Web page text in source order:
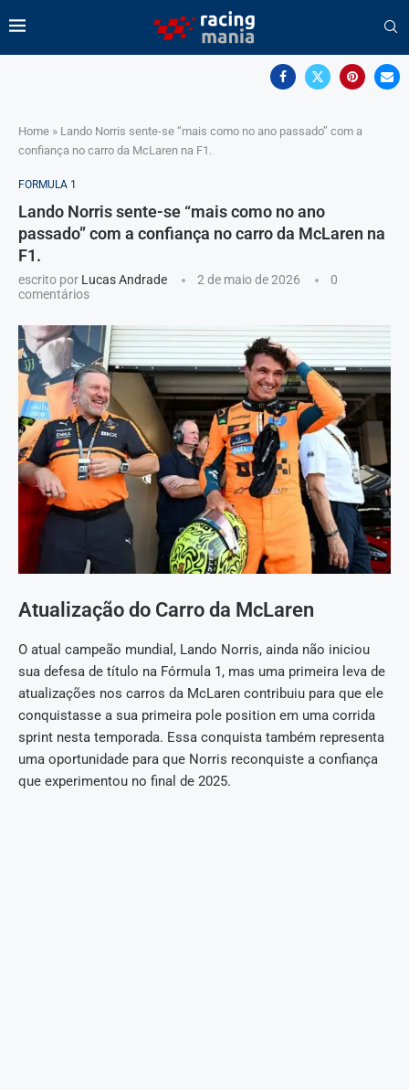
Home » Lando Norris sente-se “mais como no ano passado” com a
confiança no carro da McLaren na F1.
FORMULA 1
Lando Norris sente-se “mais como no ano
passado” com a confiança no carro da McLaren na
F1.
escrito por Lucas Andrade 2 de maio de 2026
0
comentários
Atualização do Carro da McLaren
O atual campeão mundial, Lando Norris, ainda não iniciou
sua defesa de título na Fórmula 1, mas uma primeira leva de
atualizações nos carros da McLaren contribuiu para que ele
conquistasse a sua primeira pole position em uma corrida
sprint nesta temporada. Essa conquista também representa
uma oportunidade para que Norris reconquiste a confiança
que experimentou no final de 2025.